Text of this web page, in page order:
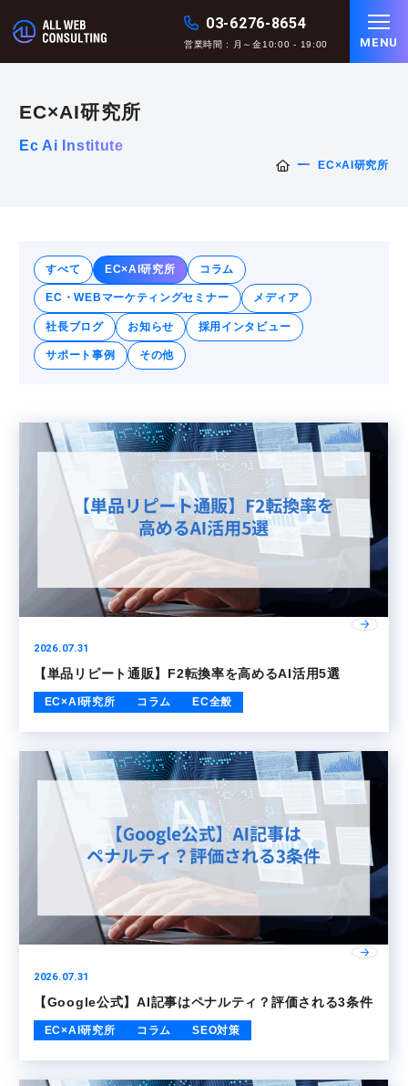
03-6276-8654
営業時間 : 月～金10:00 - 19:00 MENU
EC×AI研究所
Ec Ai Institute
EC×AI研究所
すべて EC×AI研究所 コラム
EC・WEBマーケティングセミナー メディア
社長ブログ お知らせ 採用インタビュー
サポート事例 その他
2026.07.31
【単品リピート通販】F2転換率を高めるAI活用5選
EC×AI研究所 コラム EC全般
2026.07.31
【Google公式】AI記事はペナルティ？評価される3条件
EC×AI研究所 コラム SEO対策